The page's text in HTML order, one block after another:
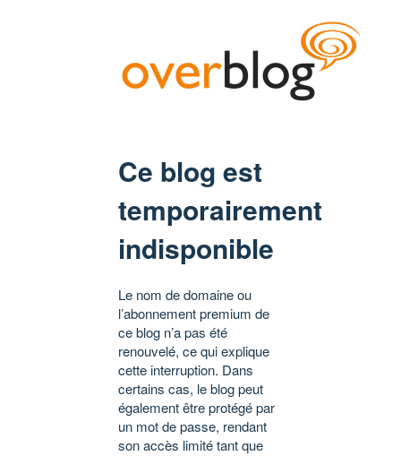
Ce blog est
temporairement
indisponible
Le nom de domaine ou
l’abonnement premium de
ce blog n’a pas été
renouvelé, ce qui explique
cette interruption. Dans
certains cas, le blog peut
également être protégé par
un mot de passe, rendant
son accès limité tant que